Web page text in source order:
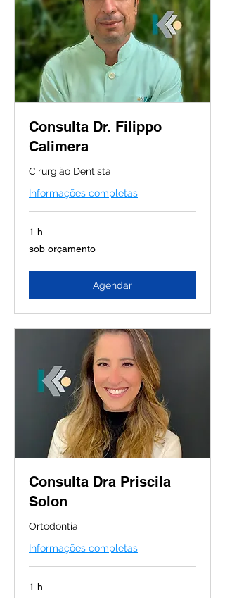
Consulta Dr. Filippo
Calimera
Cirurgião Dentista
Informações completas
1 h
sob
orçamento
sob orçamento
Agendar
Consulta Dra Priscila
Solon
Ortodontia
Informações completas
1 h